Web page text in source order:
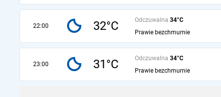
22:00 32°C Odczuwalna 34°C
Prawie bezchmurnie
23:00 31°C Odczuwalna 34°C
Prawie bezchmurnie